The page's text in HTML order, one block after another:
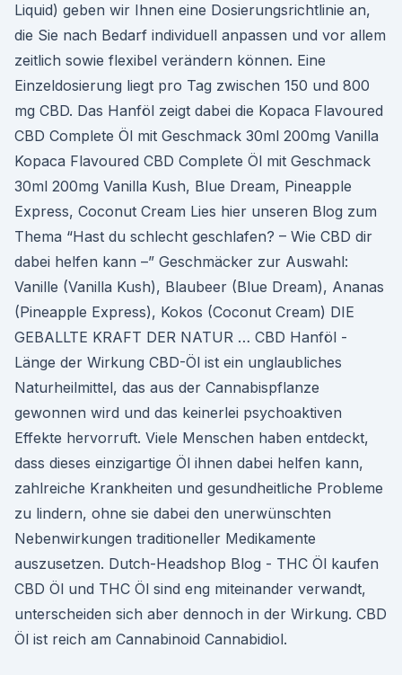
Liquid) geben wir Ihnen eine Dosierungsrichtlinie an,
die Sie nach Bedarf individuell anpassen und vor allem
zeitlich sowie flexibel verändern können. Eine
Einzeldosierung liegt pro Tag zwischen 150 und 800
mg CBD. Das Hanföl zeigt dabei die Kopaca Flavoured
CBD Complete Öl mit Geschmack 30ml 200mg Vanilla
Kopaca Flavoured CBD Complete Öl mit Geschmack
30ml 200mg Vanilla Kush, Blue Dream, Pineapple
Express, Coconut Cream Lies hier unseren Blog zum
Thema “Hast du schlecht geschlafen? – Wie CBD dir
dabei helfen kann –” Geschmäcker zur Auswahl:
Vanille (Vanilla Kush), Blaubeer (Blue Dream), Ananas
(Pineapple Express), Kokos (Coconut Cream) DIE
GEBALLTE KRAFT DER NATUR … CBD Hanföl -
Länge der Wirkung CBD-Öl ist ein unglaubliches
Naturheilmittel, das aus der Cannabispflanze
gewonnen wird und das keinerlei psychoaktiven
Effekte hervorruft. Viele Menschen haben entdeckt,
dass dieses einzigartige Öl ihnen dabei helfen kann,
zahlreiche Krankheiten und gesundheitliche Probleme
zu lindern, ohne sie dabei den unerwünschten
Nebenwirkungen traditioneller Medikamente
auszusetzen. Dutch-Headshop Blog - THC Öl kaufen
CBD Öl und THC Öl sind eng miteinander verwandt,
unterscheiden sich aber dennoch in der Wirkung. CBD
Öl ist reich am Cannabinoid Cannabidiol.